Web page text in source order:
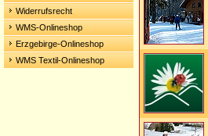
Widerrufsrecht
WMS-Onlineshop
Erzgebirge-Onlineshop
WMS Textil-Onlineshop